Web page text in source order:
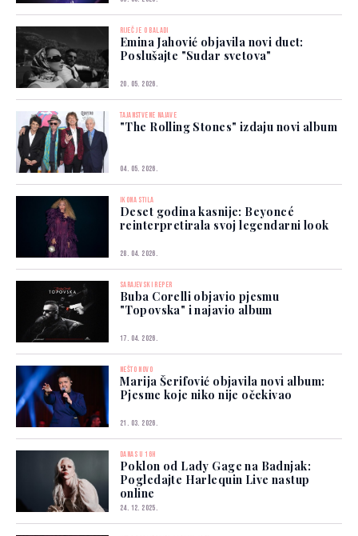
RIJEČ JE O BALADI
Emina Jahović objavila novi duet:
Poslušajte "Sudar svetova"
20. 05. 2026.
TAJANSTVENE NAJAVE
"The Rolling Stones" izdaju novi album
04. 05. 2026.
IKONA STILA
Deset godina kasnije: Beyoncé
reinterpretirala svoj legendarni look
28. 04. 2026.
SARAJEVSKI REPER
Buba Corelli objavio pjesmu
"Topovska" i najavio album
17. 04. 2026.
NEŠTO NOVO
Marija Šerifović objavila novi album:
Pjesme koje niko nije očekivao
21. 03. 2026.
DANAS U 16H
Poklon od Lady Gage na Badnjak:
Pogledajte Harlequin Live nastup
online
24. 12. 2025.